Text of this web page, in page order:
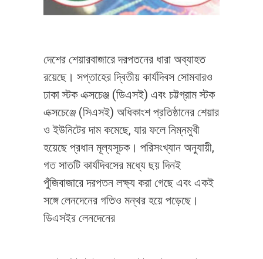
দেশের শেয়ারবাজারে দরপতনের ধারা অব্যাহত
রয়েছে। সপ্তাহের দ্বিতীয় কার্যদিবস সোমবারও
ঢাকা স্টক এক্সচেঞ্জ (ডিএসই) এবং চট্টগ্রাম স্টক
এক্সচেঞ্জে (সিএসই) অধিকাংশ প্রতিষ্ঠানের শেয়ার
ও ইউনিটের দাম কমেছে, যার ফলে নিম্নমুখী
হয়েছে প্রধান মূল্যসূচক। পরিসংখ্যান অনুযায়ী,
গত সাতটি কার্যদিবসের মধ্যে ছয় দিনই
পুঁজিবাজারে দরপতন লক্ষ্য করা গেছে এবং একই
সঙ্গে লেনদেনের গতিও মন্থর হয়ে পড়েছে।
ডিএসইর লেনদেনের